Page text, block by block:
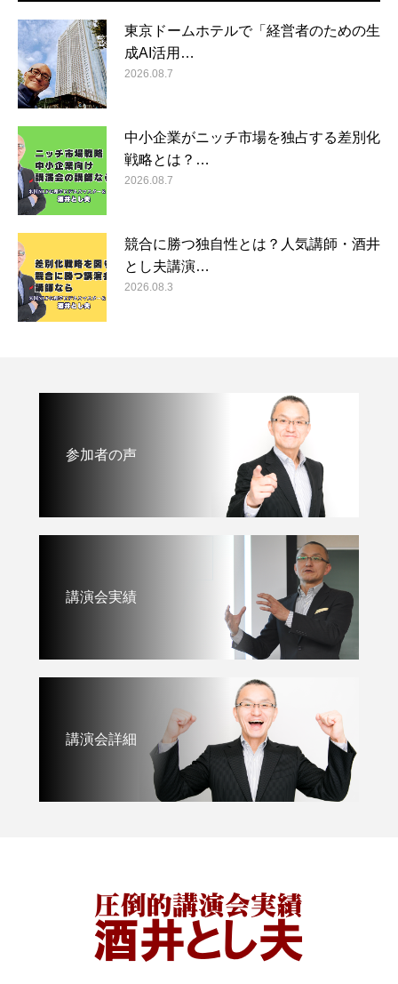
東京ドームホテルで「経営者のための生
成AI活用…
2026.08.7
中小企業がニッチ市場を独占する差別化
戦略とは？…
2026.08.7
競合に勝つ独自性とは？人気講師・酒井
とし夫講演…
2026.08.3
参加者の声
講演会実績
講演会詳細